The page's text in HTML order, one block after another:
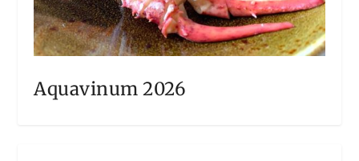
Aquavinum 2026